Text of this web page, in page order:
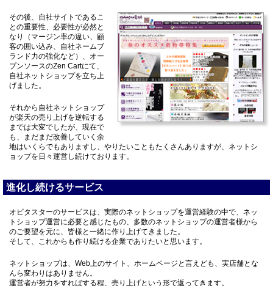
その後、自社サイトであるこ
との重要性、必要性が必然と
なり（マージン率の違い、顧
客の囲い込み、自社ネームブ
ランド力の強化など）、オー
プンソースのZen Cartにて、
自社ネットショップを立ち上
げました。
それから自社ネットショップ
が楽天の売り上げを逆転する
までは大変でしたが、現在で
も、まだまだ改善していく余
地はいくらでもありますし、やりたいこともたくさんありますが、ネットシ
ョップを日々運営し続けております。
進化し続けるサービス
オビタスターのサービスは、実際のネットショップを運営経験の中で、ネッ
トショップ運営に必要と感じたもの、多数のネットショップの運営者様から
のご要望を元に、皆様と一緒に作り上げてきました。
そして、これからも作り続ける企業でありたいと思います。
ネットショップは、Web上のサイト、ホームページと言えども、実店舗とな
んら変わりはありません。
運営者が努力をすればする程、売り上げという形で返ってきます。